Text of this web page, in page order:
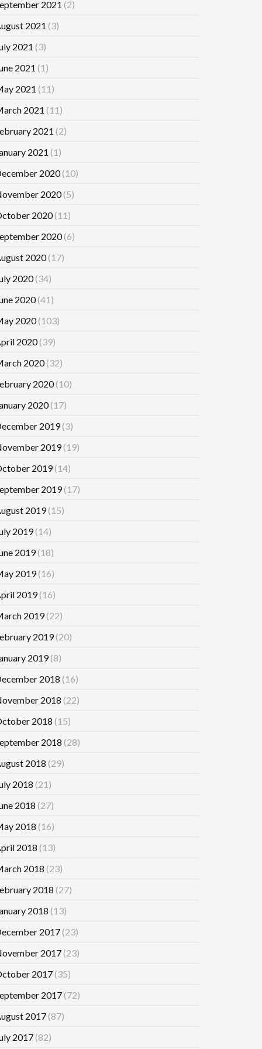
2021 (2)
2021 (3)
2021 (3)
2021 (1)
2021 (11)
2021 (11)
2021 (2)
2021 (1)
2020(10)
2020(5)
2020(11)
2020(6)
2020(17)
2020(34)
2020(41)
2020(103)
2020(39)
2020(32)
2020(10)
2020(17)
2019(3)
2019(19)
2019(14)
2019(17)
2019(15)
2019(14)
2019(18)
2019(16)
2019(16)
2019(22)
2019(20)
2019(8)
2018 (16)
2018 (22)
2018 (15)
2018 (28)
2018 (29)
2018 (21)
2018 (27)
2018 (16)
2018 (13)
2018 (23)
2018 (27)
2018 (13)
2017(23)
2017(23)
2017(35)
2017(72)
2017(87)
2017(82)